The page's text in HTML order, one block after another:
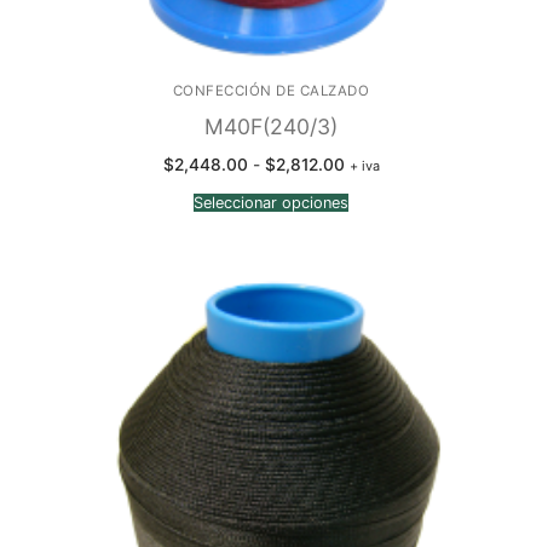
CONFECCIÓN DE CALZADO
M40F(240/3)
$2,448.00 - $2,812.00Rango
precios:
desde
+ iva
Seleccionar opciones